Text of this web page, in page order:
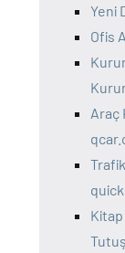
Yeni
Ofis
Araç
Kitap